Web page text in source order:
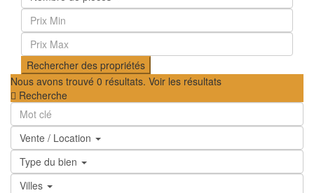
Nous avons trouvé 0 résultats. Voir les résultats
Recherche
Vente / Location
Type du bien
Villes